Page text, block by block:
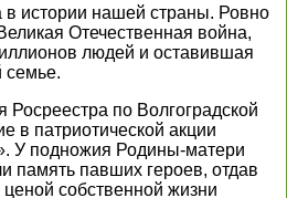
истории нашей страны. Ровно
Отечественная война,
людей и оставившая
семье.
Росреестра по Волгоградской
в патриотической акции
У подножия Родины-матери
память павших героев, отдав
собственной жизни